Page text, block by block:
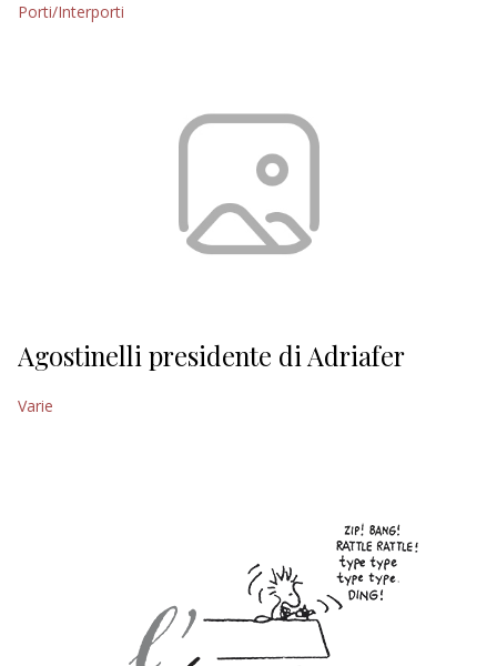
Porti/Interporti
Agostinelli presidente di Adriafer
Varie